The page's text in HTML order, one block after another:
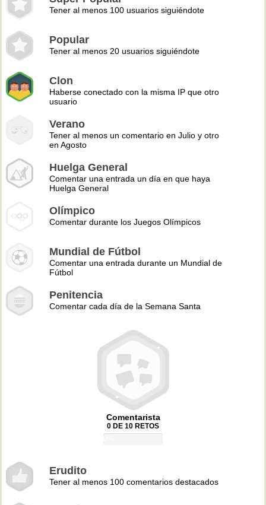
Tener al menos 100 usuarios siguiéndote
Popular
Tener al menos 20 usuarios siguiéndote
Clon
Haberse conectado con la misma IP que otro
usuario
Verano
Tener al menos un comentario en Julio y otro
en Agosto
Huelga General
Comentar una entrada un día en que haya
Huelga General
Olímpico
Comentar durante los Juegos Olímpicos
Mundial de Fútbol
Comentar una entrada durante un Mundial de
Fútbol
Penitencia
Comentar cada día de la Semana Santa
Comentarista
0 DE 10 RETOS
Erudito
Tener al menos 100 comentarios destacados